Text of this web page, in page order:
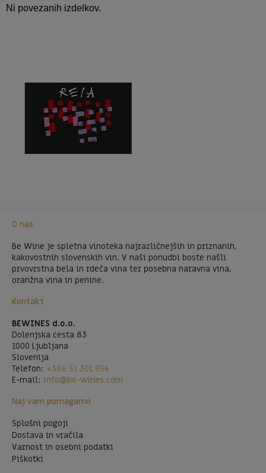
Ni povezanih izdelkov.
O nas
Be Wine je spletna vinoteka najrazličnejših in priznanih,
kakovostnih slovenskih vin. V naši ponudbi boste našli
prvovrstna bela in rdeča vina ter posebna naravna vina,
oranžna vina in penine.
Kontakt
BEWINES d.o.o.
Dolenjska cesta 83
1000 Ljubljana
Slovenija
Telefon: +386 51 301 956
E-mail: info@be-wines.com
Naj vam pomagamo
Splošni pogoji
Dostava in vračila
Varnost in osebni podatki
Piškotki